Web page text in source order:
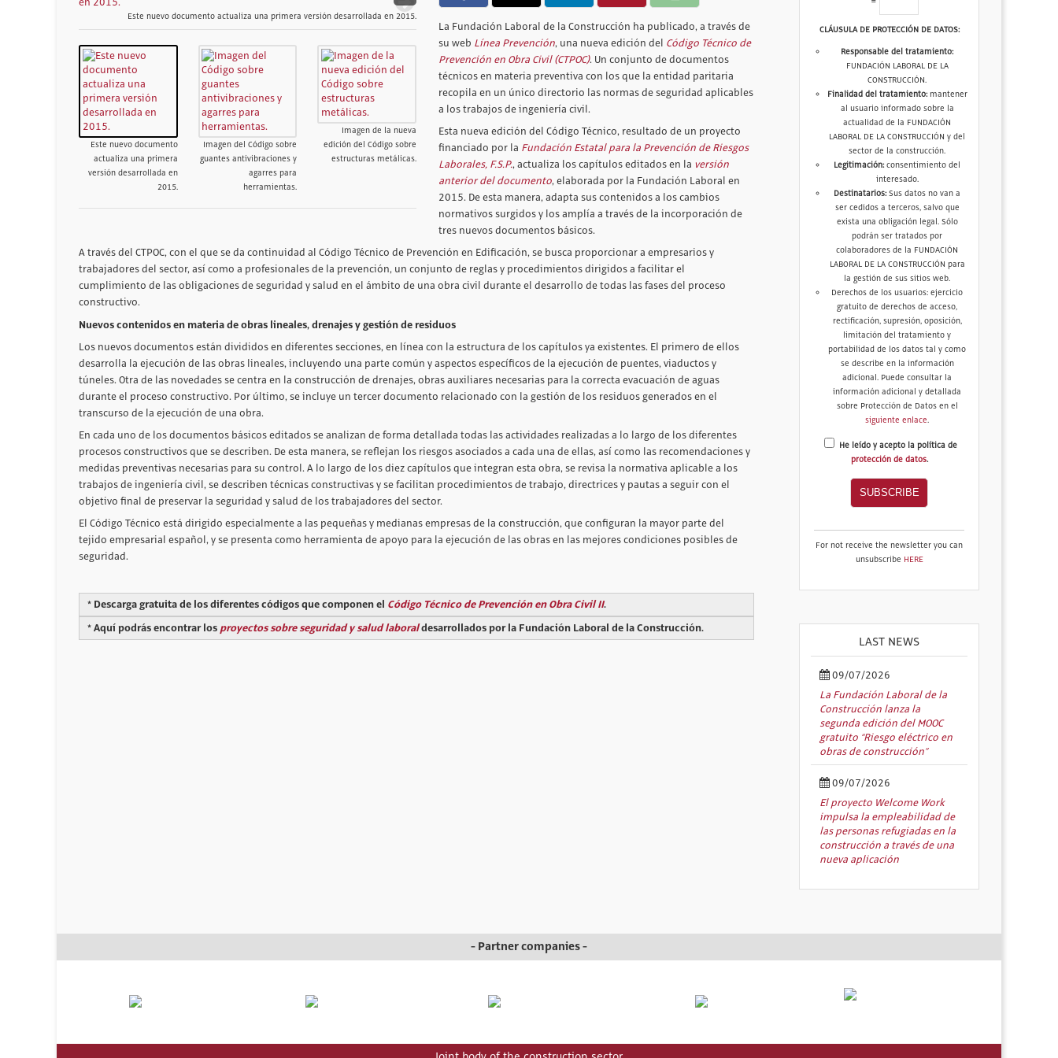
Este nuevo documento actualiza una primera versión desarrollada en 2015.
Este nuevo documento
actualiza una primera
versión desarrollada en
2015.
Imagen del Código sobre
guantes antivibraciones y
agarres para
herramientas.
Imagen de la nueva
edición del Código sobre
estructuras metálicas.
La Fundación Laboral de la Construcción ha publicado, a través de
su web Línea Prevención, una nueva edición del Código Técnico de
Prevención en Obra Civil (CTPOC). Un conjunto de documentos
técnicos en materia preventiva con los que la entidad paritaria
recopila en un único directorio las normas de seguridad aplicables
a los trabajos de ingeniería civil.
Esta nueva edición del Código Técnico, resultado de un proyecto
financiado por la Fundación Estatal para la Prevención de Riesgos
Laborales, F.S.P., actualiza los capítulos editados en la versión
anterior del documento, elaborada por la Fundación Laboral en
2015. De esta manera, adapta sus contenidos a los cambios
normativos surgidos y los amplía a través de la incorporación de
tres nuevos documentos básicos.
A través del CTPOC, con el que se da continuidad al Código Técnico de Prevención en Edificación, se busca proporcionar a empresarios y
trabajadores del sector, así como a profesionales de la prevención, un conjunto de reglas y procedimientos dirigidos a facilitar el
cumplimiento de las obligaciones de seguridad y salud en el ámbito de una obra civil durante el desarrollo de todas las fases del proceso
constructivo.
Nuevos contenidos en materia de obras lineales, drenajes y gestión de residuos
Los nuevos documentos están divididos en diferentes secciones, en línea con la estructura de los capítulos ya existentes. El primero de ellos
desarrolla la ejecución de las obras lineales, incluyendo una parte común y aspectos específicos de la ejecución de puentes, viaductos y
túneles. Otra de las novedades se centra en la construcción de drenajes, obras auxiliares necesarias para la correcta evacuación de aguas
durante el proceso constructivo. Por último, se incluye un tercer documento relacionado con la gestión de los residuos generados en el
transcurso de la ejecución de una obra.
En cada uno de los documentos básicos editados se analizan de forma detallada todas las actividades realizadas a lo largo de los diferentes
procesos constructivos que se describen. De esta manera, se reflejan los riesgos asociados a cada una de ellas, así como las recomendaciones y
medidas preventivas necesarias para su control. A lo largo de los diez capítulos que integran esta obra, se revisa la normativa aplicable a los
trabajos de ingeniería civil, se describen técnicas constructivas y se facilitan procedimientos de trabajo, directrices y pautas a seguir con el
objetivo final de preservar la seguridad y salud de los trabajadores del sector.
El Código Técnico está dirigido especialmente a las pequeñas y medianas empresas de la construcción, que configuran la mayor parte del
tejido empresarial español, y se presenta como herramienta de apoyo para la ejecución de las obras en las mejores condiciones posibles de
seguridad.
* Descarga gratuita de los diferentes códigos que componen el Código Técnico de Prevención en Obra Civil II.
* Aquí podrás encontrar los proyectos sobre seguridad y salud laboraldesarrollados por la Fundación Laboral de la Construcción.
CLÁUSULA DE PROTECCIÓN DE DATOS:
Responsable del tratamiento:
FUNDACIÓN LABORAL DE LA
CONSTRUCCIÓN.
Finalidad del tratamiento:mantener
al usuario informado sobre la
actualidad de la FUNDACIÓN
LABORAL DE LA CONSTRUCCIÓN y del
sector de la construcción.
Legitimación:consentimiento del
interesado.
Destinatarios:Sus datos no van a
ser cedidos a terceros, salvo que
exista una obligación legal. Sólo
podrán ser tratados por
colaboradores de la FUNDACIÓN
LABORAL DE LA CONSTRUCCIÓN para
la gestión de sus sitios web.
Derechos de los usuarios: ejercicio
gratuito de derechos de acceso,
rectificación, supresión, oposición,
limitación del tratamiento y
portabilidad de los datos tal y como
se describe en la información
adicional. Puede consultar la
información adicional y detallada
sobre Protección de Datos en el
siguiente enlace.
He leído y acepto la política de
protección de datos.
For not receive the newsletter you can
unsubscribe HERE
LAST NEWS
09/07/2026
La Fundación Laboral de la
Construcción lanza la
segunda edición del MOOC
gratuito “Riesgo eléctrico en
obras de construcción”
09/07/2026
El proyecto Welcome Work
impulsa la empleabilidad de
las personas refugiadas en la
construcción a través de una
nueva aplicación
- Partner companies -
Joint body of the construction sector